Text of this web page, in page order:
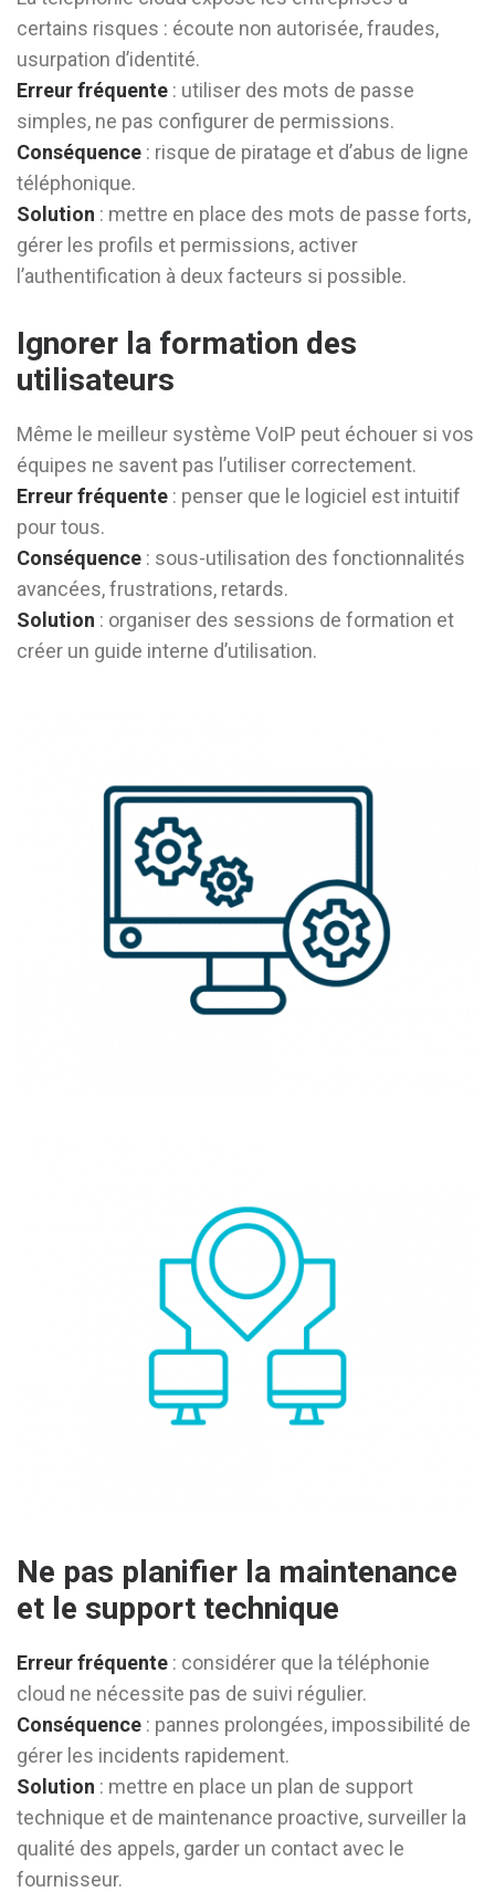
certains risques : écoute non autorisée, fraudes,
usurpation d’identité.
Erreur fréquente : utiliser des mots de passe
simples, ne pas configurer de permissions.
Conséquence : risque de piratage et d’abus de ligne
téléphonique.
Solution : mettre en place des mots de passe forts,
gérer les profils et permissions, activer
l’authentification à deux facteurs si possible.
Ignorer la formation des
utilisateurs
Même le meilleur système VoIP peut échouer si vos
équipes ne savent pas l’utiliser correctement.
Erreur fréquente : penser que le logiciel est intuitif
pour tous.
Conséquence : sous-utilisation des fonctionnalités
avancées, frustrations, retards.
Solution : organiser des sessions de formation et
créer un guide interne d’utilisation.
Ne pas planifier la maintenance
et le support technique
Erreur fréquente : considérer que la téléphonie
cloud ne nécessite pas de suivi régulier.
Conséquence : pannes prolongées, impossibilité de
gérer les incidents rapidement.
Solution : mettre en place un plan de support
technique et de maintenance proactive, surveiller la
qualité des appels, garder un contact avec le
fournisseur.